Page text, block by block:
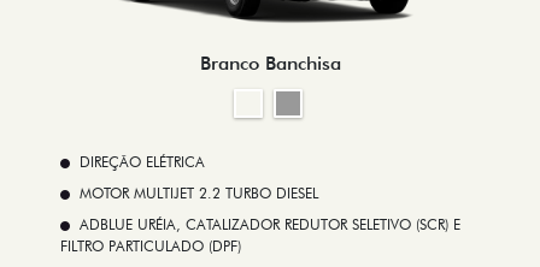
Branco Banchisa
DIREÇÃO ELÉTRICA
MOTOR MULTIJET 2.2 TURBO DIESEL
ADBLUE URÉIA, CATALIZADOR REDUTOR SELETIVO (SCR) E
FILTRO PARTICULADO (DPF)